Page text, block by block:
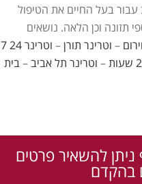
עבור בעל החיים את הטיפול
תזונה וכן הלאה. נושאים
– וטרינר תורן – וטרינר 24 7
– וטרינר תל אביב – בית
ניתן להשאיר פרטים
בהקדם